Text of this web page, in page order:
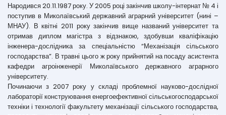
Народився 20.11.1987 року. У 2005 році закінчив школу-інтернат № 4 і
поступив в Миколаївський державний аграрний університет (нині –
МНАУ). В квітні 2011 року закінчив вище названий університет та
отримав диплом магістра з відзнакою, здобувши кваліфікацію
інженера-дослідника за спеціальністю “Механізація сільського
господарства”. В травні цього ж року прийнятий на посаду асистента
кафедри агроінженерії Миколаївського державного аграрного
університету.
Починаючи з 2007 року у складі проблемної науково-дослідної
лабораторії конструювання енергоефективної сільськогосподарської
техніки і технології факультету механізації сільського господарства,